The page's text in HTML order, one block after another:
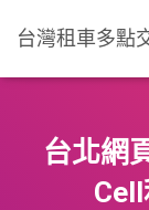
台灣租車多點
台北網